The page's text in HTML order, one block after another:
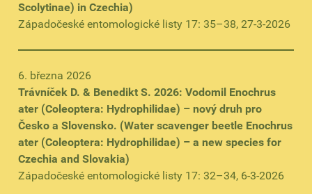
Scolytinae) in Czechia)
Západočeské entomologické listy 17: 35–38, 27-3-2026
6. března 2026
Trávníček D. & Benedikt S. 2026: Vodomil Enochrus
ater (Coleoptera: Hydrophilidae) – nový druh pro
Česko a Slovensko. (Water scavenger beetle Enochrus
ater (Coleoptera: Hydrophilidae) – a new species for
Czechia and Slovakia)
Západočeské entomologické listy 17: 32–34, 6-3-2026